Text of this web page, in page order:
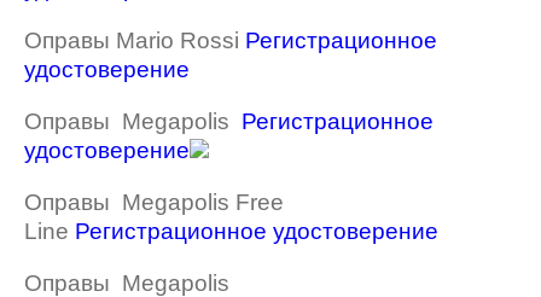
Оправы Mario Rossi Регистрационное
удостоверение
Оправы Megapolis Регистрационное
удостоверение
Оправы Megapolis Free
Line Регистрационное удостоверение
Оправы Megapolis